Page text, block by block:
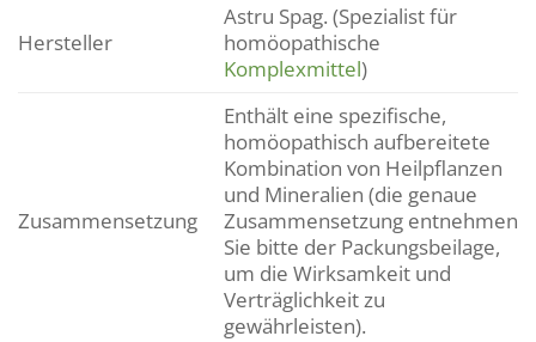
Hersteller
Astru Spag. (Spezialist für
homöopathische
Komplexmittel)
Zusammensetzung
Enthält eine spezifische,
homöopathisch aufbereitete
Kombination von Heilpflanzen
und Mineralien (die genaue
Zusammensetzung entnehmen
Sie bitte der Packungsbeilage,
um die Wirksamkeit und
Verträglichkeit zu
gewährleisten).